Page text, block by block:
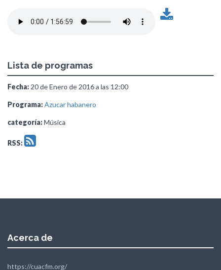
Lista de programas
Fecha: 20 de Enero de 2016 a las 12:00
Programa:Azucar habanero
categoría:Música
RSS:
Acerca de
https://cuacfm.org/